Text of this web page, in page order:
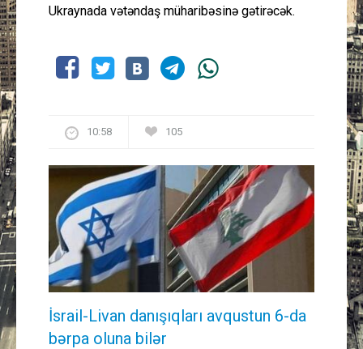
Ukraynada vətəndaş müharibəsinə gətirəcək.
10:58 105
İsrail-Livan danışıqları avqustun 6-da
bərpa oluna bilər